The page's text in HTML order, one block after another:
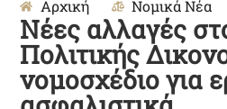
Αρχική Νομικά Νέα
Νέες αλλαγές
Πολιτικής
νομοσχέδιο για